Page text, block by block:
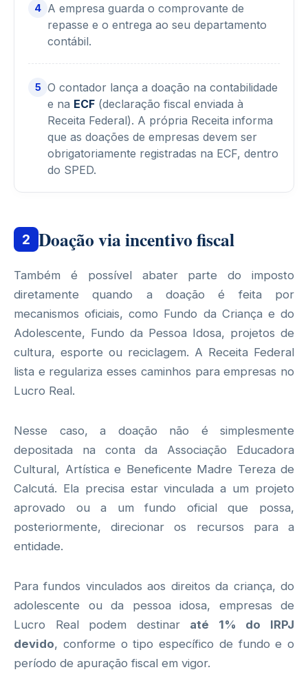
4 A empresa guarda o comprovante de
repasse e o entrega ao seu departamento
contábil.
5 O contador lança a doação na contabilidade
e na ECF (declaração fiscal enviada à
Receita Federal). A própria Receita informa
que as doações de empresas devem ser
obrigatoriamente registradas na ECF, dentro
do SPED.
2 Doação via incentivo fiscal
Também é possível abater parte do imposto
diretamente quando a doação é feita por
mecanismos oficiais, como Fundo da Criança e do
Adolescente, Fundo da Pessoa Idosa, projetos de
cultura, esporte ou reciclagem. A Receita Federal
lista e regulariza esses caminhos para empresas no
Lucro Real.
Nesse caso, a doação não é simplesmente
depositada na conta da Associação Educadora
Cultural, Artística e Beneficente Madre Tereza de
Calcutá. Ela precisa estar vinculada a um projeto
aprovado ou a um fundo oficial que possa,
posteriormente, direcionar os recursos para a
entidade.
Para fundos vinculados aos direitos da criança, do
adolescente ou da pessoa idosa, empresas de
Lucro Real podem destinar até 1% do IRPJ
devido, conforme o tipo específico de fundo e o
período de apuração fiscal em vigor.